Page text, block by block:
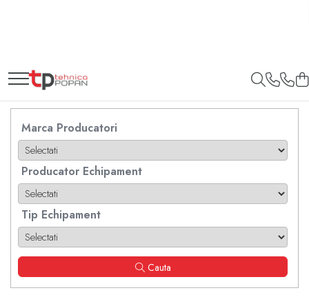
1. Piese & Accesorii Tractoare
1.1. Cabina & Caroserie
1.1.1. Geamuri
1.1.2. Piese caroserie
1.1.3. Embleme & Abtibilduri
1.1.4. Climatizare si accesorii
1.2. Piese cu Prindere în 3
Puncte si mecanism de ridicare
Marca Producatori
Producator Echipament
Tip Echipament
Cauta